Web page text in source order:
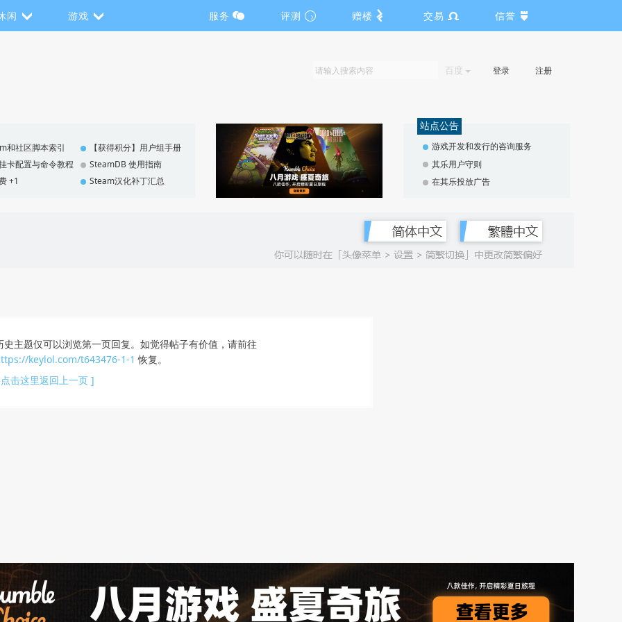
闲 游戏 服务 评测 赠楼 交易 信誉
百度 登录 注册
和社区脚本索引
【获得积分】用户组手册
卡配置与命令教程
SteamDB 使用指南
+1
Steam汉化补丁汇总
站点公告
游戏开发和发行的咨询服务
其乐用户守则
在其乐投放广告
史主题仅可以浏览第一页回复。如觉得帖子有价值，请前往
keylol.com/t643476-1-1 恢复。
击这里返回上一页 ]